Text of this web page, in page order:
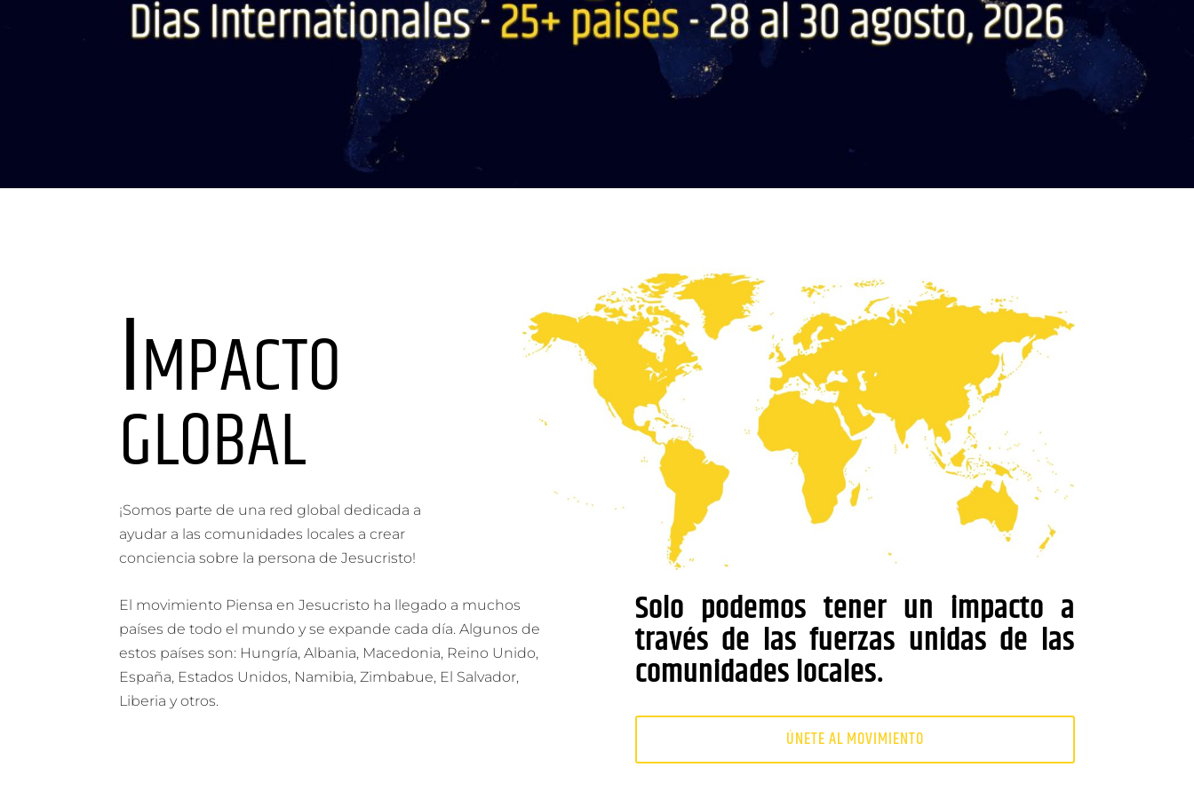
Impacto
global
¡Somos parte de una red global dedicada a
ayudar a las comunidades locales a crear
conciencia sobre la persona de Jesucristo!
El movimiento Piensa en Jesucristo ha llegado a muchos
países de todo el mundo y se expande cada día. Algunos de
estos países son: Hungría, Albania, Macedonia, Reino Unido,
España, Estados Unidos, Namibia, Zimbabue, El Salvador,
Liberia y otros.
Solo podemos tener un impacto a
través de las fuerzas unidas de las
comunidades locales.
ÚNETE AL MOVIMIENTO